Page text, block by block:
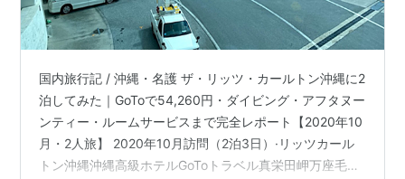
国内旅行記 / 沖縄・名護 ザ・リッツ・カールトン沖縄に2
泊してみた｜GoToで54,260円・ダイビング・アフタヌー
ンティー・ルームサービスまで完全レポート【2020年10
月・2人旅】 2020年10月訪問（2泊3日）·リッツカール
トン沖縄沖縄高級ホテルGoToトラベル真栄田岬万座毛一